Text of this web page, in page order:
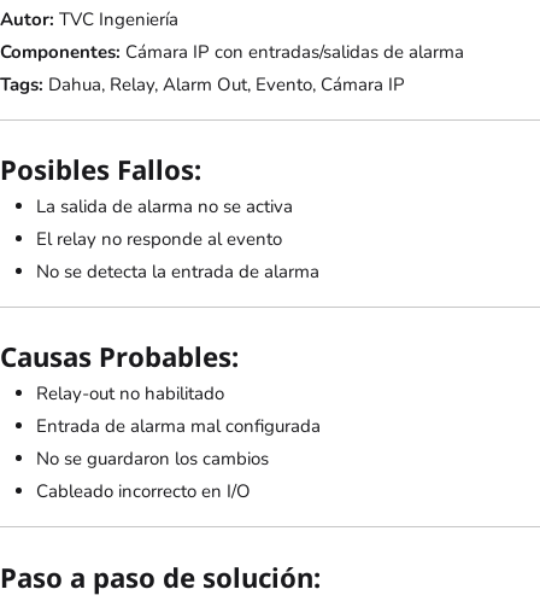
Autor: TVC Ingeniería
Componentes: Cámara IP con entradas/salidas de alarma
Tags: Dahua, Relay, Alarm Out, Evento, Cámara IP
Posibles Fallos:
La salida de alarma no se activa
El relay no responde al evento
No se detecta la entrada de alarma
Causas Probables:
Relay-out no habilitado
Entrada de alarma mal configurada
No se guardaron los cambios
Cableado incorrecto en I/O
Paso a paso de solución: